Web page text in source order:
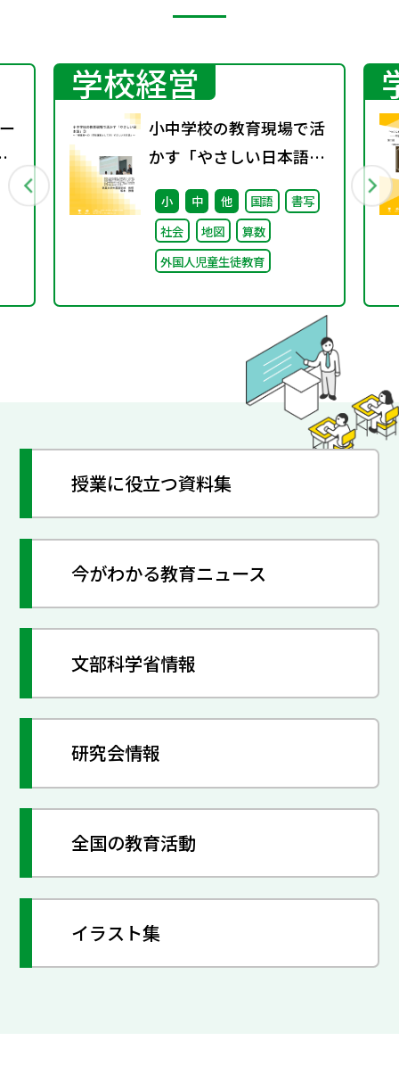
学校経営
小中学校の教育現場で活
かす「やさしい日本語」
③ ～「保護者への（学校
運営としての）やさしい
日本語」～
小 中 他 国語
書写
社会
地図
算数
外国人児童生徒教育
授業に役立つ資料集
今がわかる教育ニュース
文部科学省情報
研究会情報
全国の教育活動
イラスト集